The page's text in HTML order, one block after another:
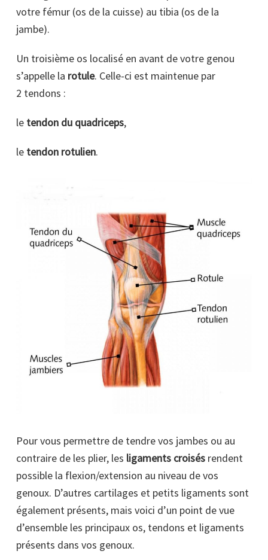
votre fémur (os de la cuisse) au tibia (os de la
jambe).
Un troisième os localisé en avant de votre genou
s’appelle la rotule. Celle-ci est maintenue par
2 tendons :
le tendon du quadriceps,
le tendon rotulien.
Pour vous permettre de tendre vos jambes ou au
contraire de les plier, les ligaments croisés rendent
possible la flexion/extension au niveau de vos
genoux. D’autres cartilages et petits ligaments sont
également présents, mais voici d’un point de vue
d’ensemble les principaux os, tendons et ligaments
présents dans vos genoux.